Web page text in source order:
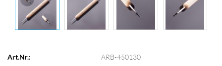
Art.Nr.:
ARB-450130